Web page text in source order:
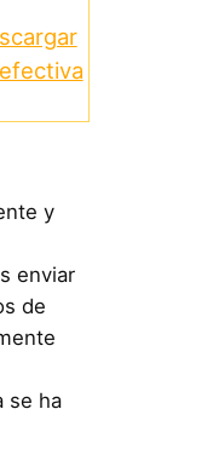
y
enviar
de
se ha